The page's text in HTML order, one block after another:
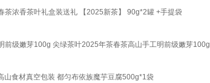
浓香茶叶礼盒装送礼 【2025新茶】 90g*2罐 +手提袋
级嫩芽100g 尖绿茶叶2025年茶春茶高山手工明前级嫩芽100g
山食材真空包装 都匀布依族魔芋豆腐500g*1袋